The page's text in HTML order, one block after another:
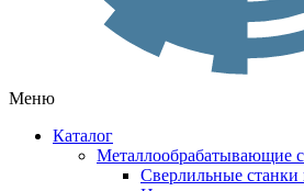
Меню
Каталог
Металлообрабатывающие
Сверлильные станки